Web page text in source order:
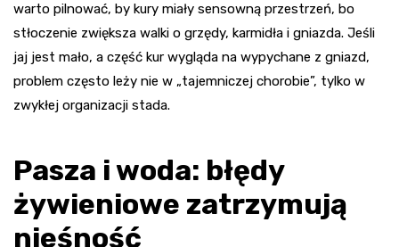
warto pilnować, by kury miały sensowną przestrzeń, bo
stłoczenie zwiększa walki o grzędy, karmidła i gniazda. Jeśli
jaj jest mało, a część kur wygląda na wypychane z gniazd,
problem często leży nie w „tajemniczej chorobie”, tylko w
zwykłej organizacji stada.
Pasza i woda: błędy
żywieniowe zatrzymują
nieśność